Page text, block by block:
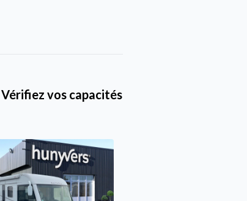
vos capacités